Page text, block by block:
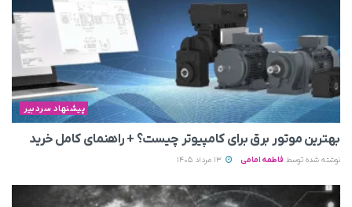
پیشنهاد سردبیر
بهترین موتور برق برای کامپیوتر چیست؟ + راهنمای کامل خرید
نوشته شده توسط فاطمه امامی